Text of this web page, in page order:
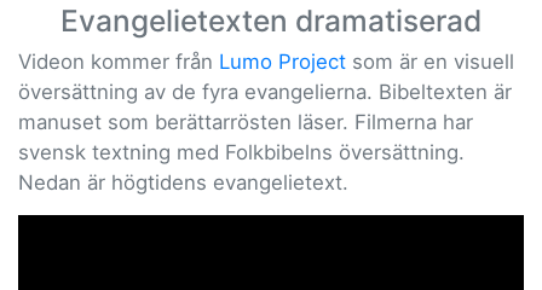
Evangelietexten dramatiserad
Videon kommer från Lumo Project som är en visuell
översättning av de fyra evangelierna. Bibeltexten är
manuset som berättarrösten läser. Filmerna har
svensk textning med Folkbibelns översättning.
Nedan är högtidens evangelietext.